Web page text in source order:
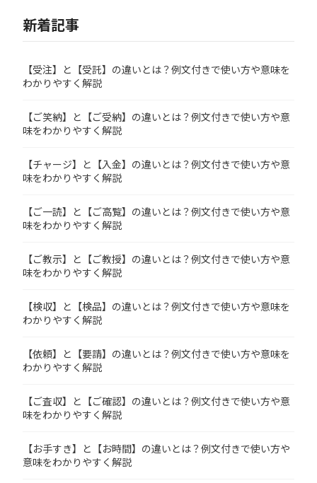
新着記事
【受注】と【受託】の違いとは？例文付きで使い方や意味を
わかりやすく解説
【ご笑納】と【ご受納】の違いとは？例文付きで使い方や意
味をわかりやすく解説
【チャージ】と【入金】の違いとは？例文付きで使い方や意
味をわかりやすく解説
【ご一読】と【ご高覧】の違いとは？例文付きで使い方や意
味をわかりやすく解説
【ご教示】と【ご教授】の違いとは？例文付きで使い方や意
味をわかりやすく解説
【検収】と【検品】の違いとは？例文付きで使い方や意味を
わかりやすく解説
【依頼】と【要請】の違いとは？例文付きで使い方や意味を
わかりやすく解説
【ご査収】と【ご確認】の違いとは？例文付きで使い方や意
味をわかりやすく解説
【お手すき】と【お時間】の違いとは？例文付きで使い方や
意味をわかりやすく解説